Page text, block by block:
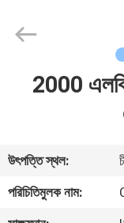
আমাদের
সম্পর্কে
সরবরাহকারী.
Copyright
industrialsteelpipefittings.com.
2000
উৎপত্তি স্থল:
পরিচিতিমুলক নাম: